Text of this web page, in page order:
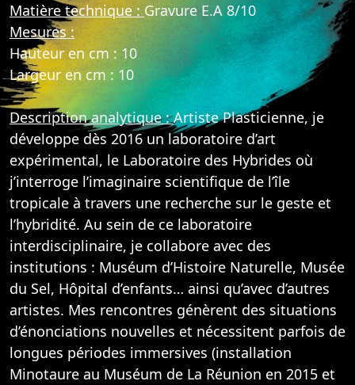
Matière technique : Gravure E.A 8/10
Mesures :
Hauteur en cm : 10
Largeur en cm : 10
Description analytique :Artiste Plasticienne, je
développe dès 2016 un laboratoire d’art
expérimental, le Laboratoire des Hybrides où
j’interroge l’imaginaire scientifique de l’île
tropicale à travers une recherche sur le geste et
l’hybridité. Au sein de ce laboratoire
interdisciplinaire, je collabore avec des
institutions : Muséum d’Histoire Naturelle, Musée
du Sel, Hôpital d’enfants… ainsi qu’avec d’autres
artistes. Mes rencontres génèrent des situations
d’énonciations nouvelles et nécessitent parfois de
longues périodes immersives (installation
Minotaure au Muséum de La Réunion en 2015 et